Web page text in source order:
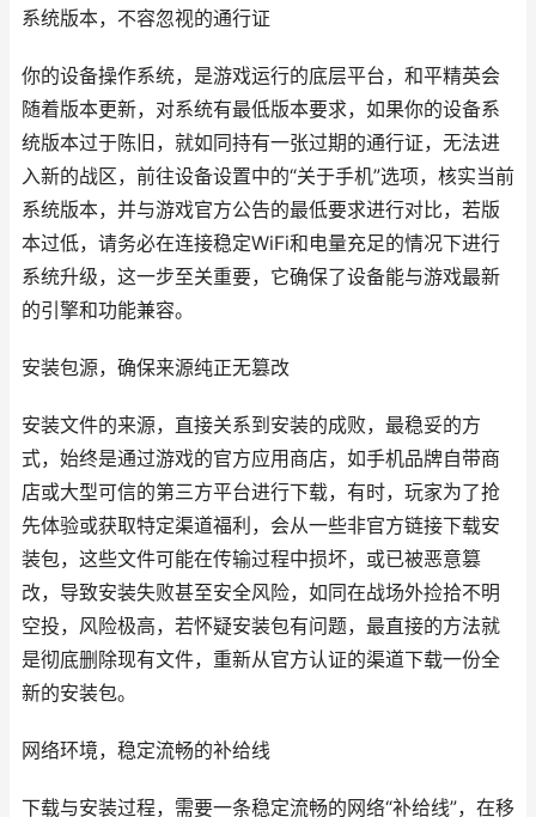
系统版本，不容忽视的通行证
你的设备操作系统，是游戏运行的底层平台，和平精英会
随着版本更新，对系统有最低版本要求，如果你的设备系
统版本过于陈旧，就如同持有一张过期的通行证，无法进
入新的战区，前往设备设置中的“关于手机”选项，核实当前
系统版本，并与游戏官方公告的最低要求进行对比，若版
本过低，请务必在连接稳定WiFi和电量充足的情况下进行
系统升级，这一步至关重要，它确保了设备能与游戏最新
的引擎和功能兼容。
安装包源，确保来源纯正无篡改
安装文件的来源，直接关系到安装的成败，最稳妥的方
式，始终是通过游戏的官方应用商店，如手机品牌自带商
店或大型可信的第三方平台进行下载，有时，玩家为了抢
先体验或获取特定渠道福利，会从一些非官方链接下载安
装包，这些文件可能在传输过程中损坏，或已被恶意篡
改，导致安装失败甚至安全风险，如同在战场外捡拾不明
空投，风险极高，若怀疑安装包有问题，最直接的方法就
是彻底删除现有文件，重新从官方认证的渠道下载一份全
新的安装包。
网络环境，稳定流畅的补给线
下载与安装过程，需要一条稳定流畅的网络“补给线”，在移